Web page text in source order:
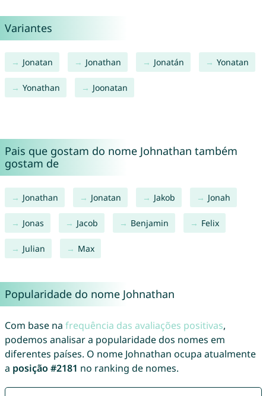
Variantes
Jonatan Jonathan Jonatán Yonatan
Yonathan Joonatan
Pais que gostam do nome Johnathan também
gostam de
Jonathan Jonatan Jakob Jonah
Jonas Jacob Benjamin Felix
Julian Max
Popularidade do nome Johnathan
Com base na frequência das avaliações positivas,
podemos analisar a popularidade dos nomes em
diferentes países. O nome Johnathan ocupa atualmente
a posição #2181 no ranking de nomes.